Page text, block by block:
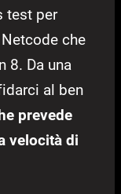
test per
che
8. Da una
al ben
prevede
velocità di